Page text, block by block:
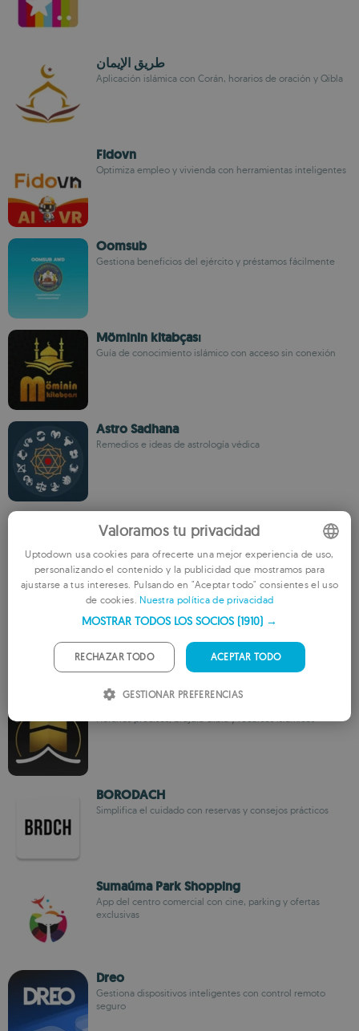
طريق الإيمان
Aplicación islámica con Corán, horarios de oración y Qibla
Fidovn
Optimiza empleo y vivienda con herramientas inteligentes
Oomsub
Gestiona beneficios del ejército y préstamos fácilmente
Möminin kitabçası
Guía de conocimiento islámico con acceso sin conexión
Astro Sadhana
Remedios e ideas de astrología védica
Horarios de oración y Ramadán para Asia Central
Rastreador digital de dhikr con alertas y conteos guardados
Kıblegâh
Horarios precisos, brújula Qibla y recursos islámicos
BORODACH
Simplifica el cuidado con reservas y consejos prácticos
Sumaúma Park Shopping
App del centro comercial con cine, parking y ofertas
exclusivas
Dreo
Gestiona dispositivos inteligentes con control remoto
seguro
ENGLISH
PORTUGUESE
Valoramos tu privacidad
Uptodown usa cookies para ofrecerte una mejor experiencia de uso,
personalizando el contenido y la publicidad que mostramos para
ajustarse a tus intereses. Pulsando en "Aceptar todo" consientes el uso
de cookies. Nuestra política de privacidad
MOSTRAR TODOS LOS SOCIOS (1910) →
ACEPTAR TODO
RECHAZAR TODO
GESTIONAR PREFERENCIAS